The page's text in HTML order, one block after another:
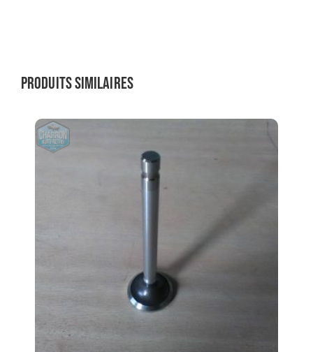
Produits similaires